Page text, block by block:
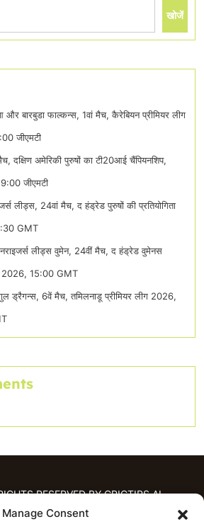
Manage Consent
खोजें
बारबुडा फाल्कन्स, 1वां मैच, कैरेबियन प्रीमियर लीग
जीएमटी
दक्षिण अमेरिकी पुरुषों का टी20आई चैंपियनशिप,
जीएमटी
लीड्स, 24वां मैच, द हंड्रेड पुरुषों की प्रतियोगिता
GMT
लीड्स वुमेन, 24वीं मैच, द हंड्रेड वुमेनस
2026, 15:00 GMT
ड्रैगन्स, 6वें मैच, तमिलनाडू प्रीमियर लीग 2026,
RESERVED BY CRICTIPS.AI